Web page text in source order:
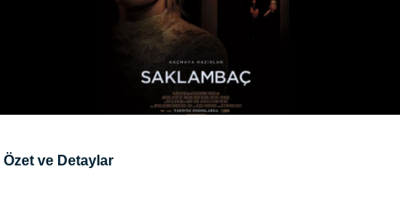
Özet ve Detaylar